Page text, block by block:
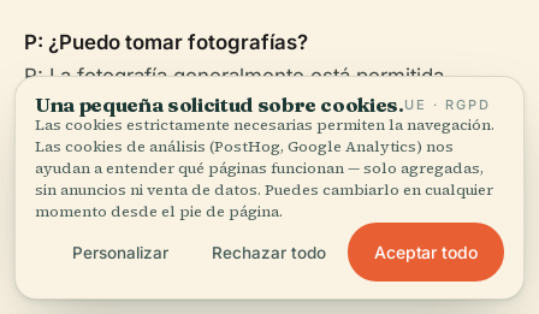
P: ¿Puedo tomar fotografías?
R: La fotografía generalmente está permitida,
excepto en áreas designadas. Evite el flash y los
trípodes.
P: ¿Hay programas para niños?
R: Sí, incluyendo talleres y eventos para toda la
Una pequeña solicitud sobre cookies.UE · RGPD
Las cookies estrictamente necesarias permiten la navegación.
Las cookies de análisis (PostHog, Google Analytics) nos
ayudan a entender qué páginas funcionan — solo agregadas,
sin anuncios ni venta de datos. Puedes cambiarlo en cualquier
momento desde el pie de página.
Personalizar Rechazar todo Aceptar todo